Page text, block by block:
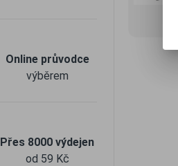
Online průvodce
výběrem
Přes 8000 výdejen
od 59 Kč